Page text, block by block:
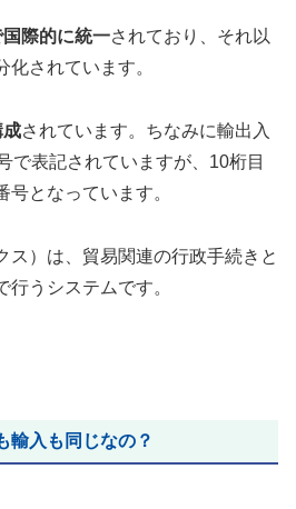
際的に統一されており、それ以
化されています。
成されています。ちなみに輸出入
で表記されていますが、10桁目
となっています。
）は、貿易関連の行政手続きと
行うシステムです。
輸入も同じなの？